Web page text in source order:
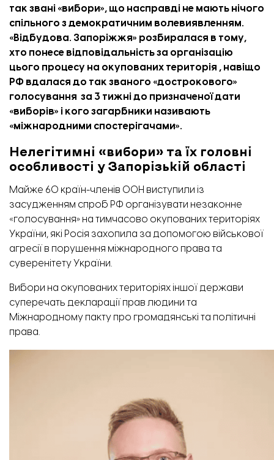
так звані «вибори», що насправді не мають нічого
спільного з демократичним волевиявленням.
«Відбудова. Запоріжжя» розбиралася в тому,
хто понесе відповідальність за організацію
цього процесу на окупованих територія , навіщо
РФ вдалася до так званого «дострокового»
голосування за 3 тижні до призначеної дати
«виборів» і кого загарбники називають
«міжнародними спостерігачами».
Нелегітимні «вибори» та їх головні
особливості у Запорізькій області
Майже 60 країн-членів ООН виступили із
засудженням спроб РФ організувати незаконне
«голосування» на тимчасово окупованих територіях
України, які Росія захопила за допомогою військової
агресії в порушення міжнародного права та
суверенітету України.
Вибори на окупованих територіях іншої держави
суперечать декларації прав людини та
Міжнародному пакту про громадянські та політичні
права.